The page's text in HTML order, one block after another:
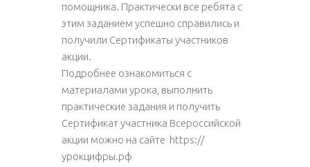
помощника. Практически все ребята с
этим заданием успешно справились и
получили Сертификаты участников
акции.
Подробнее ознакомиться с
материалами урока, выполнить
практические задания и получить
Сертификат участника Всероссийской
акции можно на сайте https://
урокцифры.рф